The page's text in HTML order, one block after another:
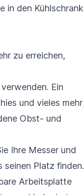
in den Kühlschrank
zu erreichen,
Ein
und vieles mehr
Obst- und
Ihre Messer und
seinen Platz finden.
Arbeitsplatte